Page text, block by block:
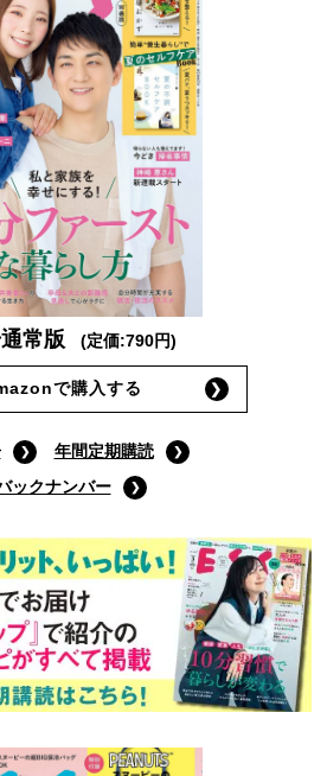
常版 (定価:790円)
で購入する
年間定期購読
ックナンバー